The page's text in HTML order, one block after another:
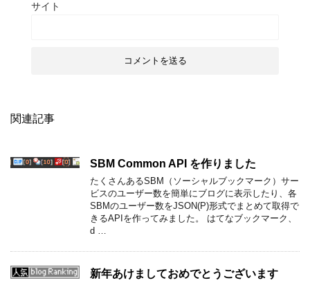
サイト
関連記事
SBM Common API を作りました
たくさんあるSBM（ソーシャルブックマーク）サー
ビスのユーザー数を簡単にブログに表示したり、各
SBMのユーザー数をJSON(P)形式でまとめて取得で
きるAPIを作ってみました。 はてなブックマーク、
d …
新年あけましておめでとうございます